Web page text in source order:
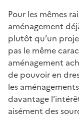
Pour les mêmes
aménagement
plutôt qu’un
pas le même
aménagement
de pouvoir en
les
davantage
aisément des